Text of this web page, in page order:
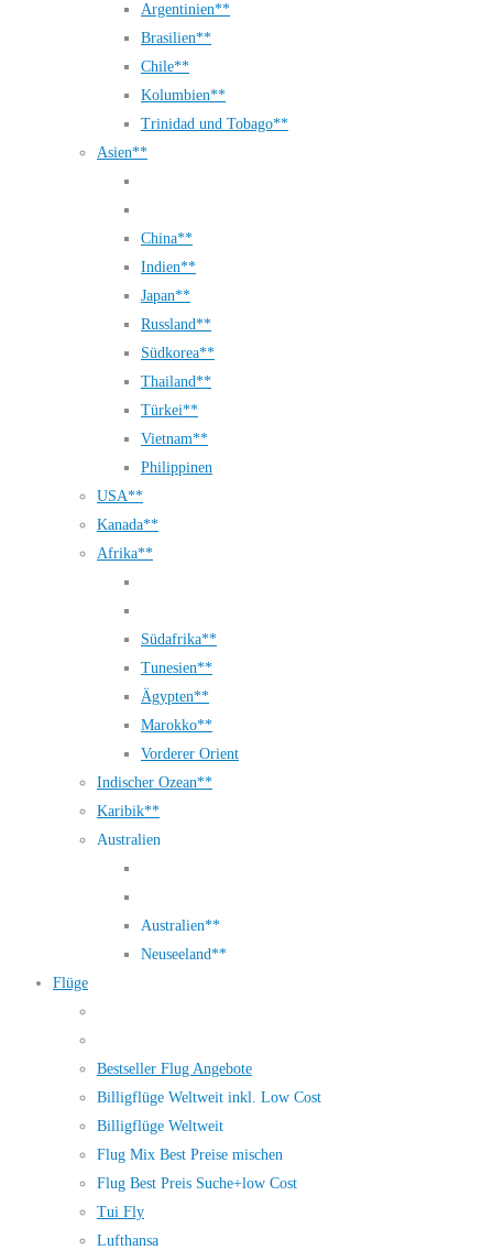
Argentinien**
Brasilien**
Chile**
Kolumbien**
Trinidad und Tobago**
Asien**
China**
Indien**
Japan**
Russland**
Südkorea**
Thailand**
Türkei**
Vietnam**
Philippinen
USA**
Kanada**
Afrika**
Südafrika**
Tunesien**
Ägypten**
Marokko**
Vorderer Orient
Indischer Ozean**
Karibik**
Australien
Australien**
Neuseeland**
Flüge
Bestseller Flug Angebote
Billigflüge Weltweit inkl. Low Cost
Billigflüge Weltweit
Flug Mix Best Preise mischen
Flug Best Preis Suche+low Cost
Tui Fly
Lufthansa